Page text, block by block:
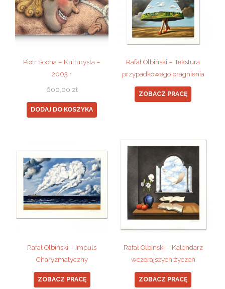
Piotr Socha – Kulturysta –
2003 r
600,00 zł
DODAJ DO KOSZYKA
Rafał Olbiński – Tekstura
przypadkowego pragnienia
ZOBACZ PRACĘ
Rafał Olbiński – Impuls
Charyzmatyczny
ZOBACZ PRACĘ
Rafał Olbiński – Kalendarz
wczorajszych życzeń
ZOBACZ PRACĘ